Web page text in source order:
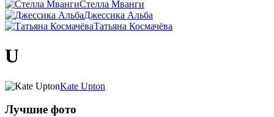
Стелла Мванги
Джессика Альба
Татьяна Космачёва
U
Kate Upton
Лучшие фото